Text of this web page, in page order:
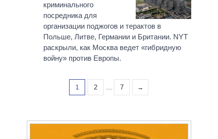
криминального
посредника для
организации поджогов и терактов в
Польше, Литве, Германии и Британии. NYT
раскрыли, как Москва ведет «гибридную
войну» против Европы.
1 2 ... 7 →